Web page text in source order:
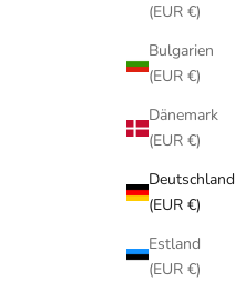
(EUR €)
Bulgarien
(EUR €)
Dänemark
(EUR €)
Deutschland
(EUR €)
Estland
(EUR €)